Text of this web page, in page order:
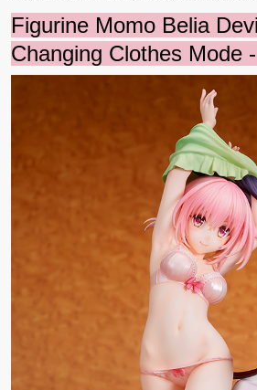
Figurine Momo Belia
Changing Clothes Mode